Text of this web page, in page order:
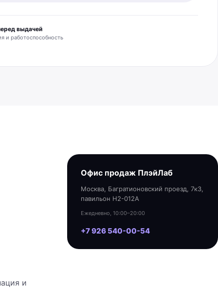
выдачей
и работоспособность
и
Офис продаж ПлэйЛаб
Москва, Багратионовский проезд, 7к3,
павильон H2-012A
Ежедневно, 10:00–20:00
+7 926 540-00-54